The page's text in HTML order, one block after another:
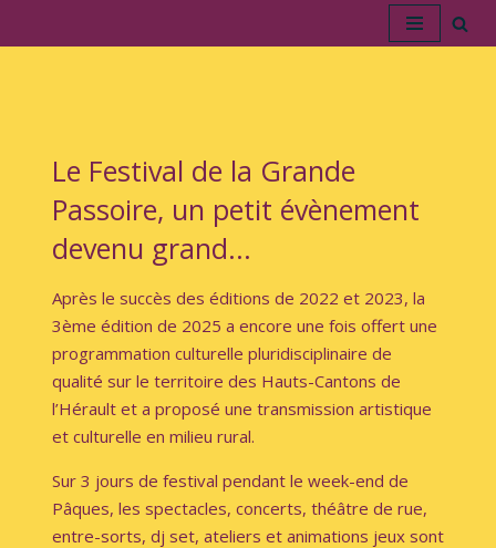
Le Festival de la Grande
Passoire, un petit évènement
devenu grand...
Après le succès des éditions de 2022 et 2023, la
3ème édition de 2025 a encore une fois offert une
programmation culturelle pluridisciplinaire de
qualité sur le territoire des Hauts-Cantons de
l’Hérault et a proposé une transmission artistique
et culturelle en milieu rural.
Sur 3 jours de festival pendant le week-end de
Pâques, les spectacles, concerts, théâtre de rue,
entre-sorts, dj set, ateliers et animations jeux sont